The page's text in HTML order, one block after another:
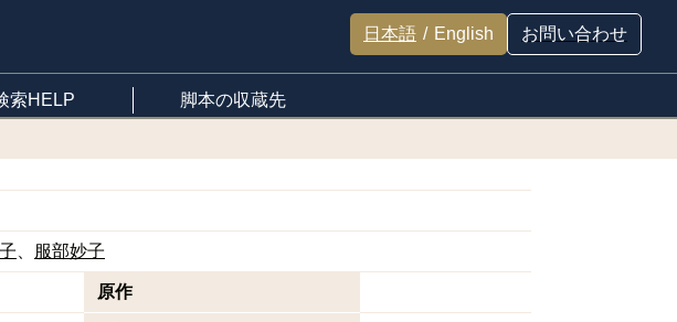
日本語 / English お問い合わせ
索HELP 脚本の収蔵先
服部妙子
原作